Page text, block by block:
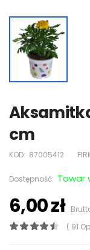
cm
KOD: 87005412
Dostępność: Towar
6,00 złBrutto
( 91